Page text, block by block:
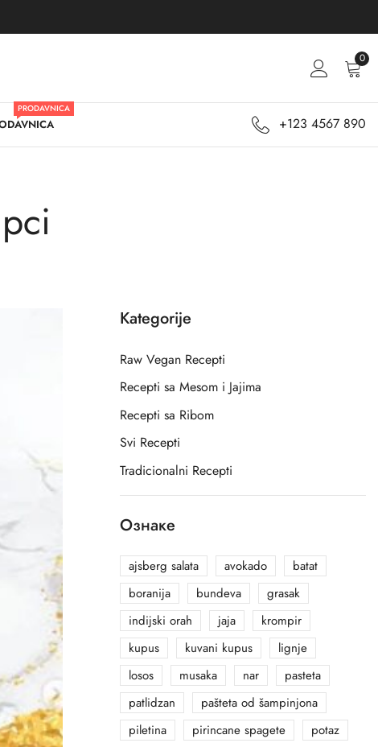
0
PRODAVNICA
+123 4567 890
Kategorije
Raw Vegan Recepti
Recepti sa Mesom i Jajima
Recepti sa Ribom
Svi Recepti
Tradicionalni Recepti
Ознаке
ajsberg salata avokado
batat
boranija
bundeva
grasak
indijski orah
jaja
krompir
kupus
kuvani kupus
lignje
losos
musaka nar
pasteta
patlidzan
pašteta od šampinjona
piletina
pirincane spagete
potaz